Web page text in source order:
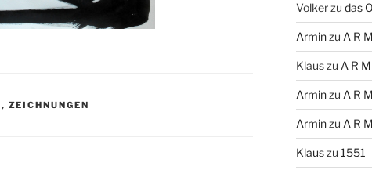
, ZEICHNUNGEN
Volkerzu das
Arminzu A R
Klauszu A R
Arminzu A R
Arminzu A R
Klauszu 1551